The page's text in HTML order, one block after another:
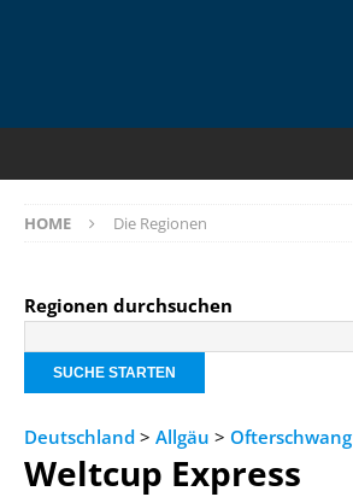
HOME Die Regionen
Regionen durchsuchen
Deutschland > Allgäu > Ofterschwang
Weltcup Express